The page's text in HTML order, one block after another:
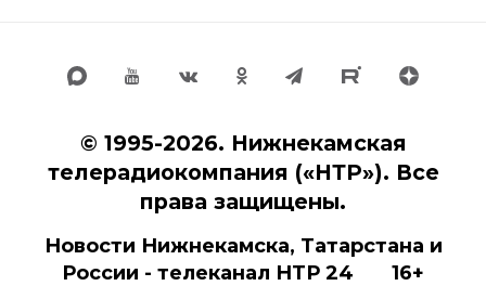
© 1995-2026. Нижнекамская
телерадиокомпания («НТР»). Все
права защищены.
Новости Нижнекамска, Татарстана и
России - телеканал НТР 24 16+